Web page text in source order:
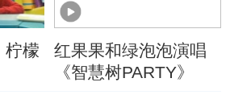
柠檬
红果果和绿泡泡演唱
《智慧树PARTY》